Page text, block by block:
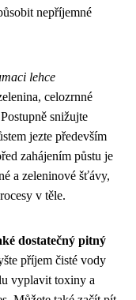
nepříjemné
lehce
celozrnné
snižujte
jezte především
zahájením půstu je
a zeleninové šťávy,
v těle.
dostatečný pitný
příjem čisté vody
vyplavit toxiny a